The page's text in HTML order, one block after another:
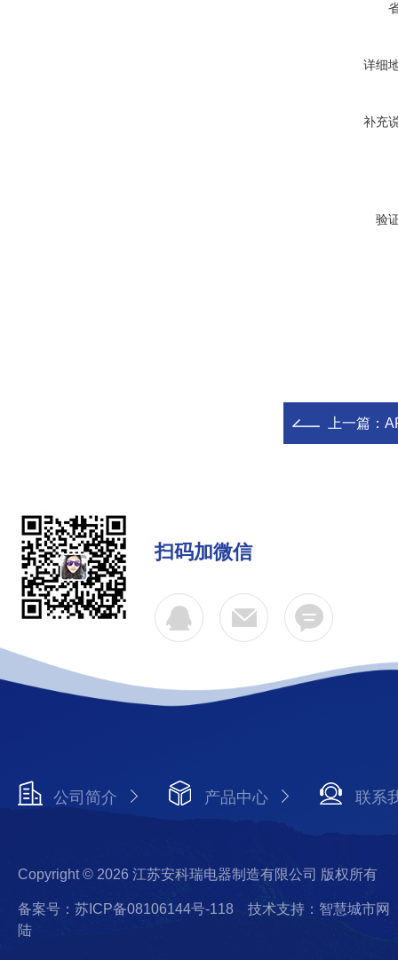
详细
补充
验
上一篇：
扫码加微信
公司简介 产品中心 联系
Copyright © 2026 江苏安科瑞电器制造有限公司 版权所有
备案号：苏ICP备08106144号-118
技术支持：智慧城市网
陆